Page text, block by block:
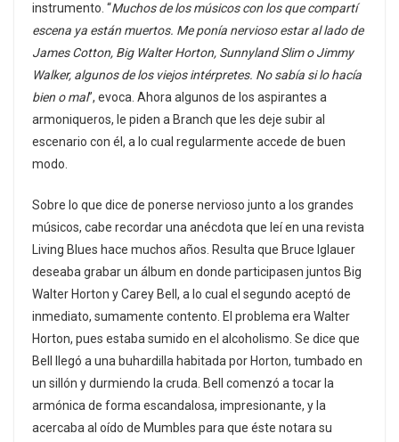
instrumento. “Muchos de los músicos con los que compartí
escena ya están muertos. Me ponía nervioso estar al lado de
James Cotton, Big Walter Horton, Sunnyland Slim o Jimmy
Walker, algunos de los viejos intérpretes. No sabía si lo hacía
bien o mal”, evoca. Ahora algunos de los aspirantes a
armoniqueros, le piden a Branch que les deje subir al
escenario con él, a lo cual regularmente accede de buen
modo.
Sobre lo que dice de ponerse nervioso junto a los grandes
músicos, cabe recordar una anécdota que leí en una revista
Living Blues hace muchos años. Resulta que Bruce Iglauer
deseaba grabar un álbum en donde participasen juntos Big
Walter Horton y Carey Bell, a lo cual el segundo aceptó de
inmediato, sumamente contento. El problema era Walter
Horton, pues estaba sumido en el alcoholismo. Se dice que
Bell llegó a una buhardilla habitada por Horton, tumbado en
un sillón y durmiendo la cruda. Bell comenzó a tocar la
armónica de forma escandalosa, impresionante, y la
acercaba al oído de Mumbles para que éste notara su